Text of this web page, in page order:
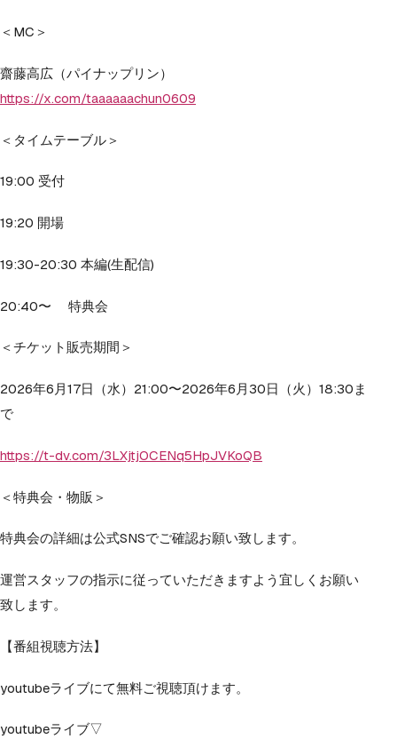
＜MC＞
齋藤高広（パイナップリン）
https://x.com/taaaaaachun0609
＜タイムテーブル＞
19:00 受付
19:20 開場
19:30-20:30 本編(生配信)
20:40〜 特典会
＜チケット販売期間＞
2026年6月17日（水）21:00〜2026年6月30日（火）18:30ま
で
https://t-dv.com/3LXjtjOCENq5HpJVKoQB
＜特典会・物販＞
特典会の詳細は公式SNSでご確認お願い致します。
運営スタッフの指示に従っていただきますよう宜しくお願い
致します。
【番組視聴方法】
youtubeライブにて無料ご視聴頂けます。
youtubeライブ▽